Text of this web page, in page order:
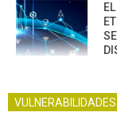
VULNERABILIDADES